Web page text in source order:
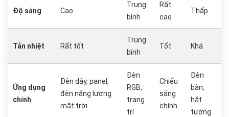
Độ sáng Cao
Trung
bình
Rất
cao
Thấp
Tản nhiệt Rất tốt
Trung
bình
Tốt Khá
Ứng dụng
chính
Đèn dây, panel,
đèn năng lượng
mặt trời
Đèn
RGB,
trang
trí
Chiếu
sáng
chính
Đèn
bàn,
hắt
tường